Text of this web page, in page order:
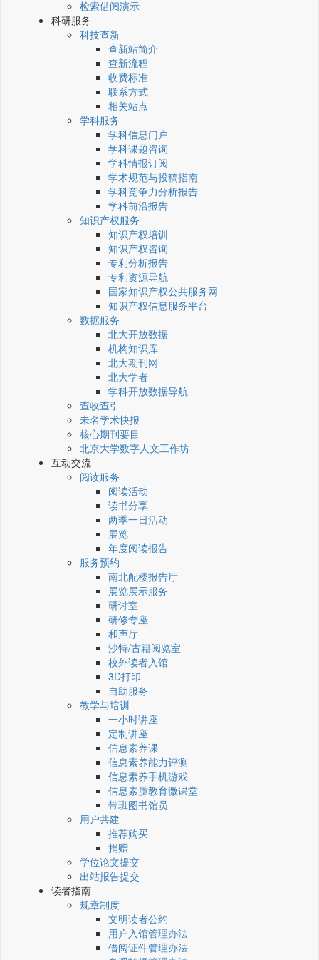
检索借阅演示
科研服务
科技查新
查新站简介
查新流程
收费标准
联系方式
相关站点
学科服务
学科信息门户
学科课题咨询
学科情报订阅
学术规范与投稿指南
学科竞争力分析报告
学科前沿报告
知识产权服务
知识产权培训
知识产权咨询
专利分析报告
专利资源导航
国家知识产权公共服务网
知识产权信息服务平台
数据服务
北大开放数据
机构知识库
北大期刊网
北大学者
学科开放数据导航
查收查引
未名学术快报
核心期刊要目
北京大学数字人文工作坊
互动交流
阅读服务
阅读活动
读书分享
两季一日活动
展览
年度阅读报告
服务预约
南北配楼报告厅
展览展示服务
研讨室
研修专座
和声厅
沙特/古籍阅览室
校外读者入馆
3D打印
自助服务
教学与培训
一小时讲座
定制讲座
信息素养课
信息素养能力评测
信息素养手机游戏
信息素质教育微课堂
带班图书馆员
用户共建
推荐购买
捐赠
学位论文提交
出站报告提交
读者指南
规章制度
文明读者公约
用户入馆管理办法
借阅证件管理办法